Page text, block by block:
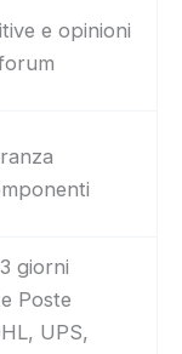
e opinioni
giorni
Poste
UPS,